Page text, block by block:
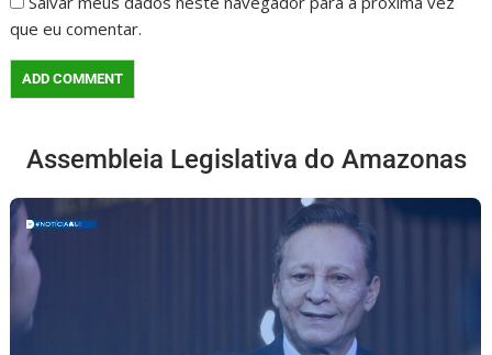
que eu comentar.
Assembleia Legislativa do Amazonas